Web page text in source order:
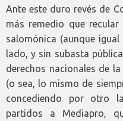
Ante este duro revés de
más remedio que
salomónica (aunque
lado, y sin subasta
derechos nacionales de
(o sea, lo mismo de
concediendo por otro
partidos a Mediapro,